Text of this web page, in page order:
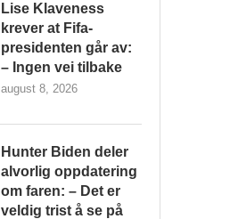
Lise Klaveness
krever at Fifa-
presidenten går av:
– Ingen vei tilbake
august 8, 2026
Hunter Biden deler
alvorlig oppdatering
om faren: – Det er
veldig trist å se på